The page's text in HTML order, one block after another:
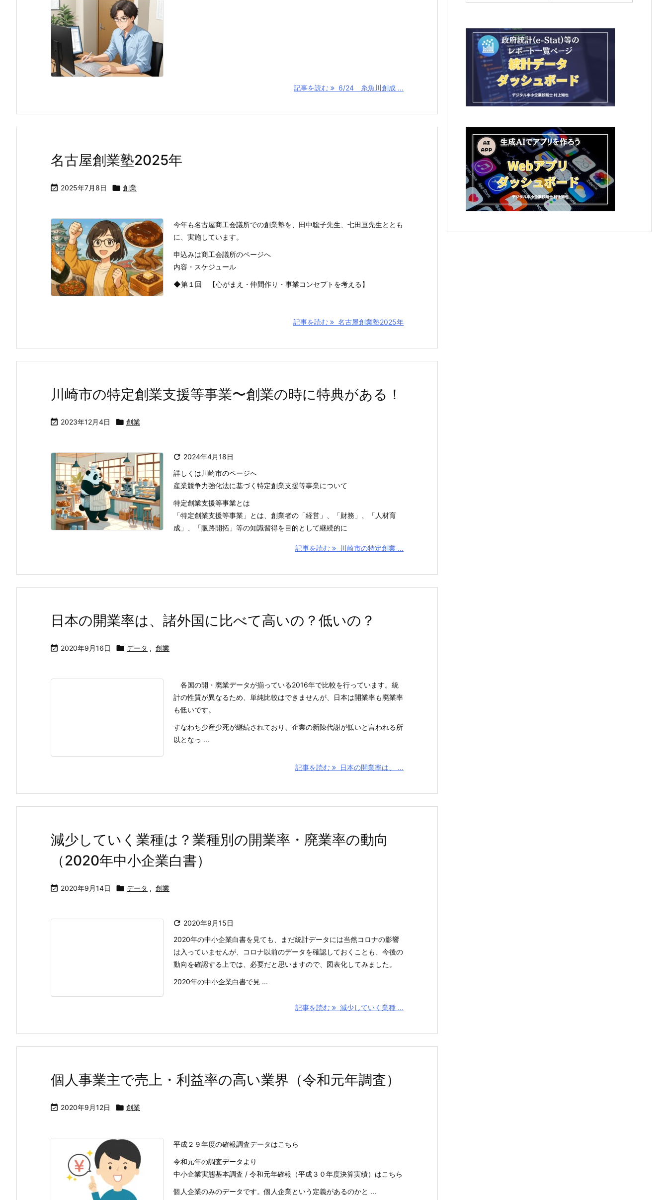
記事を読む 6/24 糸魚川創成 ...
名古屋創業塾2025年
 2025年7月8日  創業
今年も名古屋商工会議所での創業塾を、田中聡子先生、七田亘先生ととも
に、実施しています。
申込みは商工会議所のページへ
内容・スケジュール
◆第１回 【⼼がまえ・仲間作り・事業コンセプトを考える】
記事を読む 名古屋創業塾2025年
川崎市の特定創業支援等事業〜創業の時に特典がある！
 2023年12月4日  創業
 2024年4月18日
詳しくは川崎市のページへ
産業競争力強化法に基づく特定創業支援等事業について
特定創業支援等事業とは
「特定創業支援等事業」とは、創業者の「経営」、「財務」、「人材育
成」、「販路開拓」等の知識習得を目的として継続的に
記事を読む 川崎市の特定創業 ...
日本の開業率は、諸外国に比べて高いの？低いの？
 2020年9月16日  データ , 創業
各国の開・廃業データが揃っている2016年で比較を行っています。統
計の性質が異なるため、単純比較はできませんが、日本は開業率も廃業率
も低いです。
すなわち少産少死が継続されており、企業の新陳代謝が低いと言われる所
以となっ ...
記事を読む 日本の開業率は、 ...
減少していく業種は？業種別の開業率・廃業率の動向
（2020年中小企業白書）
 2020年9月14日  データ , 創業
 2020年9月15日
2020年の中小企業白書を見ても、まだ統計データには当然コロナの影響
は入っていませんが、コロナ以前のデータを確認しておくことも、今後の
動向を確認する上では、必要だと思いますので、図表化してみました。
2020年の中小企業白書で見 ...
記事を読む 減少していく業種 ...
個人事業主で売上・利益率の高い業界（令和元年調査）
 2020年9月12日  創業
平成２９年度の確報調査データはこちら
令和元年の調査データより
中小企業実態基本調査 / 令和元年確報（平成３０年度決算実績）はこちら
個人企業のみのデータです。個人企業という定義があるのかと ...